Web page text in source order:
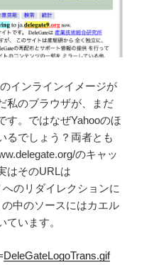
インラインイメージが
私のブラウザが、まだ
す。ではなぜYahooのほ
るでしょう？両者とも
のキャッ
はそのURLは
へのリダイレクションに
中のソースにはカエル
います。
DeleGateLogoTrans.gif